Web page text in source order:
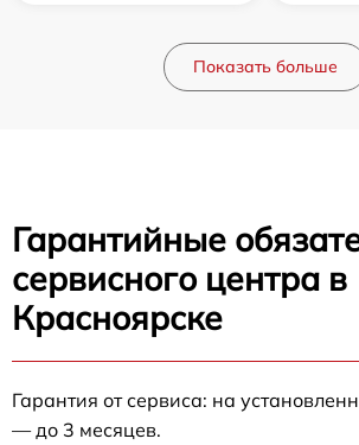
Показать больше
Гарантийные
сервисного центра в
Красноярске
Гарантия от сервиса: на
— до 3 месяцев.